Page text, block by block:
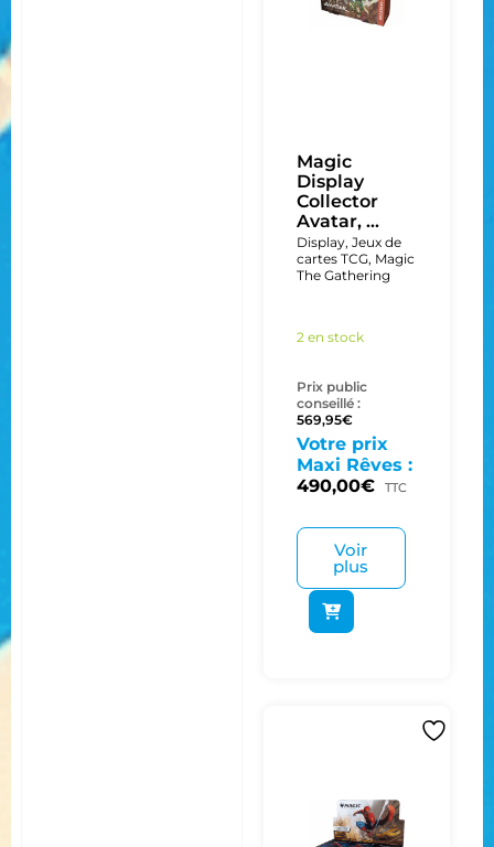
Magic
Display
Collector
Avatar, ...
Display, Jeux de
cartes TCG, Magic
The Gathering
2 en stock
Prix public
conseillé :
569,95€
Votre prix
Maxi Rêves :
490,00€ TTC
Voir
plus